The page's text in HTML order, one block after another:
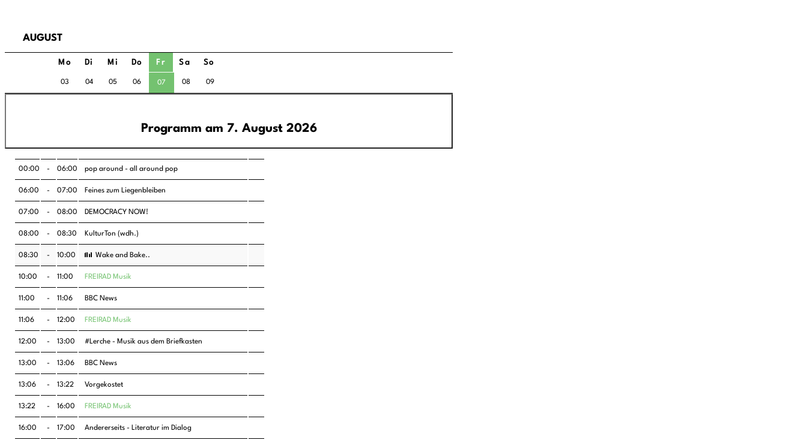
AUGUST
Mo Di Mi Do Fr Sa So
03 04 05 06 07 08 09
Programm am 7. August 2026
00:00 - 06:00 pop around - all around pop
06:00 - 07:00 Feines zum Liegenbleiben
07:00 - 08:00 DEMOCRACY NOW!
08:00 - 08:30 KulturTon (wdh.)
08:30 - 10:00 Wake and Bake..
10:00 - 11:00 FREIRAD Musik
11:00 - 11:06 BBC News
11:06 - 12:00 FREIRAD Musik
12:00 - 13:00 #Lerche - Musik aus dem Briefkasten
13:00 - 13:06 BBC News
13:06 - 13:22 Vorgekostet
13:22 - 16:00 FREIRAD Musik
16:00 - 17:00 Andererseits - Literatur im Dialog